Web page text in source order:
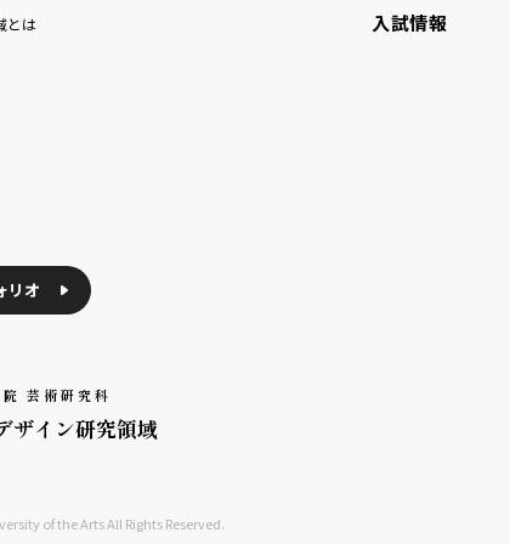
とは
リオ
芸術研究科
ザイン研究領域
of the Arts All Rights Reserved.
入試情報